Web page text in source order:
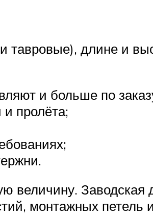
тавровые), длине и
и больше по
пролёта;
величину. Заводская
монтажных петель